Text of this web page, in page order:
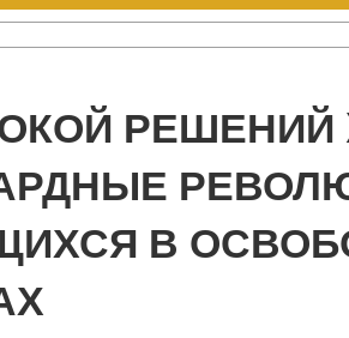
РЕШЕНИЙ
В